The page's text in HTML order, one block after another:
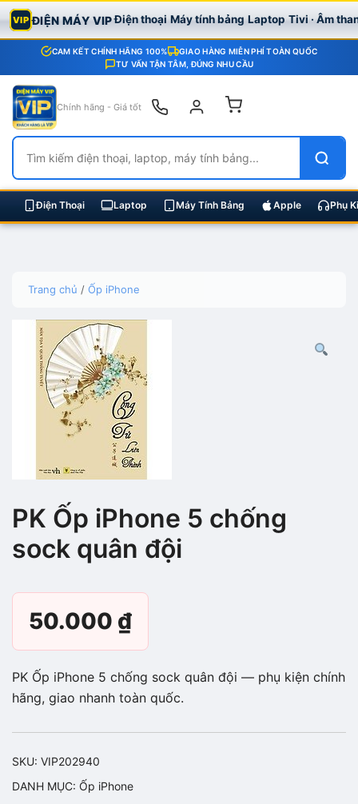
VIP ĐIỆN MÁY VIPĐiện thoại Máy tính bảng Laptop Tivi · Âm
CAM KẾT CHÍNH HÃNG 100%
GIAO HÀNG MIỄN PHÍ TOÀN QUỐC
TƯ VẤN TẬN TÂM, ĐÚNG NHU CẦU
Chính hãng - Giá tốt
Điện Thoại Laptop Máy Tính Bảng Apple Phụ
content
Trang chủ / Ốp iPhone
PK Ốp iPhone 5 chống
sock quân đội
50.000 ₫
PK Ốp iPhone 5 chống sock quân đội — phụ kiện chính
hãng, giao nhanh toàn quốc.
SKU: VIP202940
DANH MỤC: Ốp iPhone